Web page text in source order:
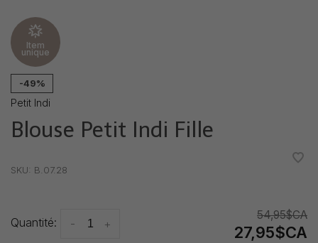
Item
unique
-49%
Petit Indi
Blouse Petit Indi Fille
SKU: B.07.28
Quantité: +
-
54,95$CA
27,95$CA